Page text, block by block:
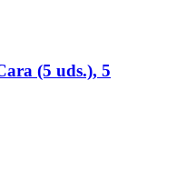
(5 uds.), 5